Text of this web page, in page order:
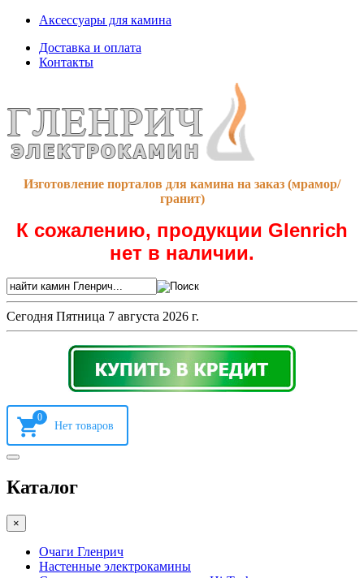
Аксессуары для камина
Доставка и оплата
Контакты
Изготовление порталов для камина на заказ (мрамор/
гранит)
К сожалению, продукции Glenrich
нет в наличии.
Сегодня Пятница 7 августа 2026 г.
0
Каталог
×
Очаги Гленрич
Настенные электрокамины